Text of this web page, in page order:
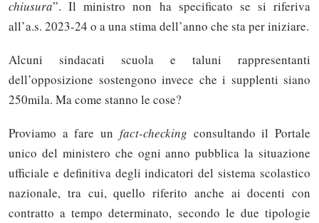
chiusura”. Il ministro non ha specificato se si riferiva
all’a.s. 2023-24 o a una stima dell’anno che sta per iniziare.
Alcuni sindacati scuola e taluni rappresentanti
dell’opposizione sostengono invece che i supplenti siano
250mila. Ma come stanno le cose?
Proviamo a fare un fact-checking consultando il Portale
unico del ministero che ogni anno pubblica la situazione
ufficiale e definitiva degli indicatori del sistema scolastico
nazionale, tra cui, quello riferito anche ai docenti con
contratto a tempo determinato, secondo le due tipologie